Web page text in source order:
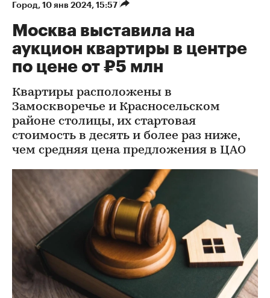
Город⁠, 10 янв 2024, 15:57
Москва выставила на
аукцион квартиры в центре
по цене от ₽5 млн
Квартиры расположены в
Замоскворечье и Красносельском
районе столицы, их стартовая
стоимость в десять и более раз ниже,
чем средняя цена предложения в ЦАО